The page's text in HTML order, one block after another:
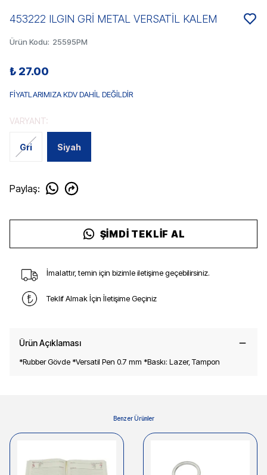
453222 ILGIN GRİ METAL VERSATİL KALEM
Ürün Kodu: 25595PM
₺ 27.00
FİYATLARIMIZA KDV DAHİL DEĞİLDİR
VARYANT:
Gri Siyah
Paylaş:
ŞIMDI TEKLIF AL
İmalattır, temin için bizimle iletişime geçebilirsiniz.
Teklif Almak İçin İletişime Geçiniz
Ürün Açıklaması
*Rubber Gövde *Versatil Pen 0.7 mm *Baskı: Lazer, Tampon
Benzer Ürünler